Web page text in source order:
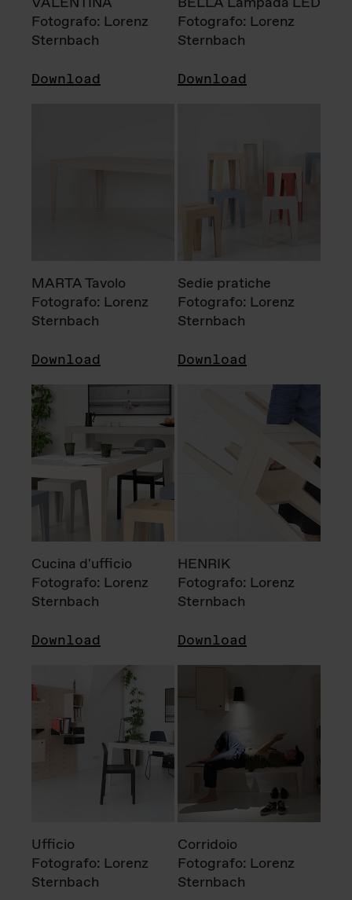
Fotografo: Lorenz
Sternbach
Download
Fotografo: Lorenz
Sternbach
Download
MARTA Tavolo
Fotografo: Lorenz
Sternbach
Download
Sedie pratiche
Fotografo: Lorenz
Sternbach
Download
Cucina d'ufficio
Fotografo: Lorenz
Sternbach
Download
HENRIK
Fotografo: Lorenz
Sternbach
Download
Ufficio
Fotografo: Lorenz
Sternbach
Corridoio
Fotografo: Lorenz
Sternbach